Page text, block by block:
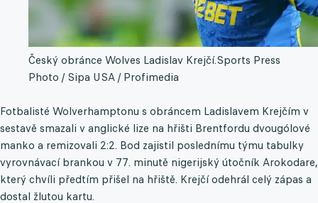
Český obránce Wolves Ladislav Krejčí.Sports Press
Photo / Sipa USA / Profimedia
Fotbalisté Wolverhamptonu s obráncem Ladislavem Krejčím v
sestavě smazali v anglické lize na hřišti Brentfordu dvougólové
manko a remizovali 2:2. Bod zajistil poslednímu týmu tabulky
vyrovnávací brankou v 77. minutě nigerijský útočník Arokodare,
který chvíli předtím přišel na hřiště. Krejčí odehrál celý zápas a
dostal žlutou kartu.